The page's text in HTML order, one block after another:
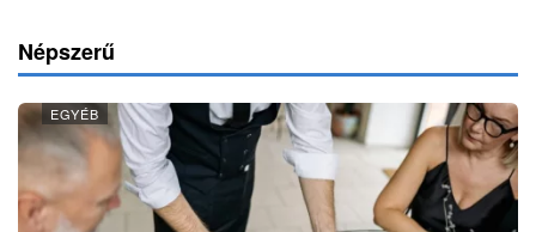
Népszerű
EGYÉB